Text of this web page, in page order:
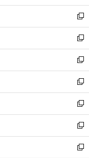
開
く
ウ
で
開
く
ン
ド
ウ
で
開
く
ウ
ィ
ン
ド
ウ
で
開
く
新
し
い
ウ
ィ
ン
ド
ウ
で
開
く
新
し
い
ウ
ィ
ン
ド
ウ
で
開
く
新
し
い
ウ
ィ
ン
ド
ウ
で
新
し
い
ウ
ィ
ン
ド
新
し
い
ウ
ィ
新
し
い
新